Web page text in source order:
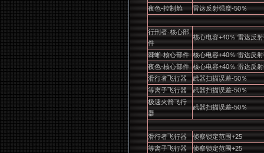
夜色-控制舱
雷达反射强度-50％
行刑者-核心部
件
核心电容+40％ 雷达反
棘蜥-核心部件 核心电容+40％ 雷达反
夜色-核心部件 核心电容+40％ 雷达反
滑行者飞行器
武器扫描误差-50％
等离子飞行器
武器扫描误差-50％
极速火箭飞行
器
武器扫描误差-50％
滑行者飞行器
侦察锁定范围+25
等离子飞行器
侦察锁定范围+25